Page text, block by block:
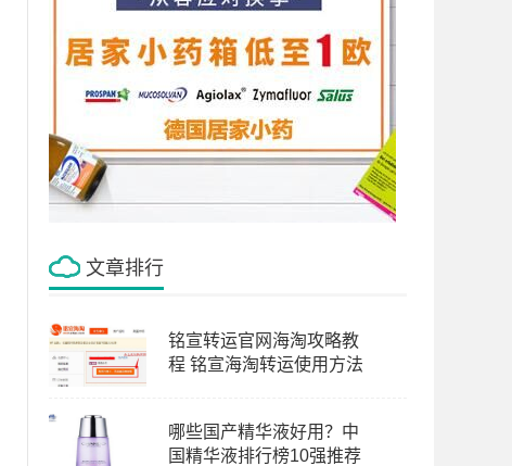
文章排行
铭宣转运官网海淘攻略教
程 铭宣海淘转运使用方法
哪些国产精华液好用？中
国精华液排行榜10强推荐